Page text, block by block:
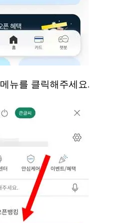
메뉴를 클릭해주세요.